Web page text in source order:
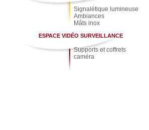
Signalétique lumineuse
Ambiances
Mâts inox
ESPACE VIDÉO SURVEILLANCE
Supports et coffrets
caméra